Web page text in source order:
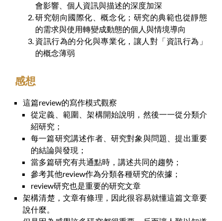
會影響、個人資訊與描述的深度加深
研究朝向國際化、概念化；研究的典範也從靜態
的需求與使用轉變成動態的個人與情境導向
資訊行為的分化與專業化，讓人對「資訊行為」
的概念薄弱
感想
這篇review的寫作模式觀察
從定義、範圍、架構開始說明，然後一一從分類介
紹研究；
每一篇研究講述作者、研究對象與問題、提出重要
的結論與發現；
當多篇研究有共通點時，講述共同的趨勢；
參考其他review作為分類各種研究的依據；
review研究也是重要的研究文章
架構清楚，文章有條理，因此很容易就懂這篇文章要
說什麼。